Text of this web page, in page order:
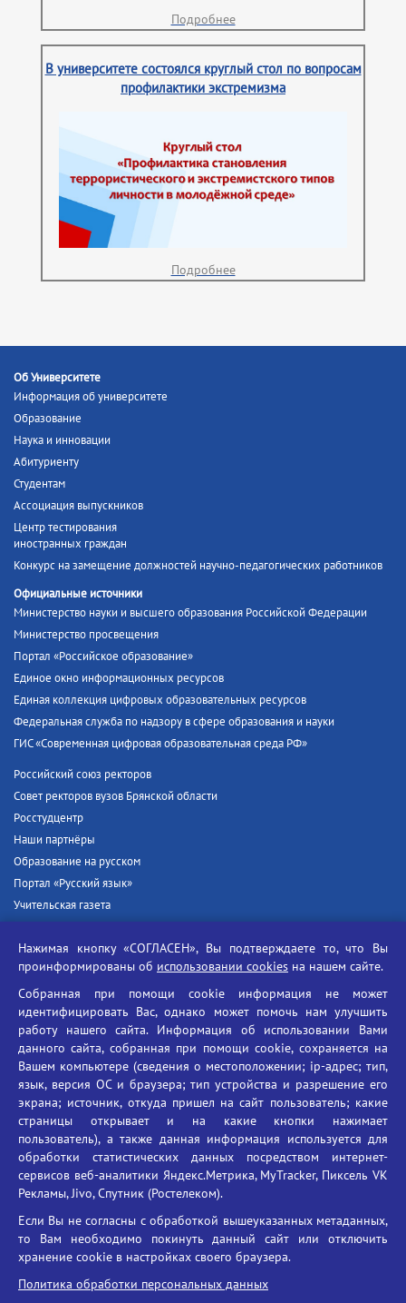
Подробнее
В университете состоялся круглый стол по вопросам
профилактики экстремизма
Подробнее
Об Университете
Информация об университете
Образование
Наука и инновации
Абитуриенту
Студентам
Ассоциация выпускников
Центр тестирования
иностранных граждан
Конкурс на замещение должностей научно-педагогических работников
Официальные источники
Министерство науки и высшего образования Российской Федерации
Министерство просвещения
Портал «Российское образование»
Единое окно информационных ресурсов
Единая коллекция цифровых образовательных ресурсов
Федеральная служба по надзору в сфере образования и науки
ГИС «Современная цифровая образовательная среда РФ»
Российский союз ректоров
Совет ректоров вузов Брянской области
Росстудцентр
Наши партнёры
Образование на русском
Портал «Русский язык»
Учительская газета
Единый портал государственных услуг
Противодействие угрозам информационной безопасности
Социальные ролики - Генеральная прокуратура РФ
Противодействие коррупции
БГУ против наркотиков
Брянский государственный университет
имени академика И.Г. Петровского
Время работы: пн-пт 09:00-18:00
E-mail: bryanskgu@mail.ru
Телефон: +7(4832)58-90-85
Нажимая кнопку «СОГЛАСЕН», Вы подтверждаете то, что Вы
проинформированы об использовании cookies на нашем сайте.
Собранная при помощи cookie информация не может
идентифицировать Вас, однако может помочь нам улучшить
работу нашего сайта. Информация об использовании Вами
данного сайта, собранная при помощи cookie, сохраняется на
Вашем компьютере (сведения о местоположении; ip-адрес; тип,
язык, версия ОС и браузера; тип устройства и разрешение его
экрана; источник, откуда пришел на сайт пользователь; какие
страницы открывает и на какие кнопки нажимает
пользователь), а также данная информация используется для
обработки статистических данных посредством интернет-
сервисов веб-аналитики Яндекс.Метрика, MyTracker, Пиксель VK
Рекламы, Jivo, Спутник (Ростелеком).
Если Вы не согласны с обработкой вышеуказанных метаданных,
то Вам необходимо покинуть данный сайт или отключить
хранение cookie в настройках своего браузера.
Политика обработки персональных данных